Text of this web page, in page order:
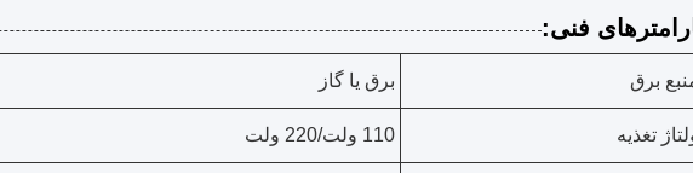
فنی:
برق برق یا گاز
تغذیه 110 ولت/220 ولت